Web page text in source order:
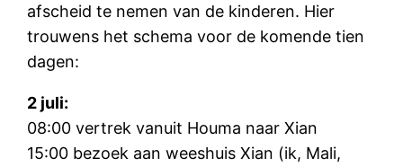
afscheid te nemen van de kinderen. Hier
trouwens het schema voor de komende tien
dagen:
2 juli:
08:00 vertrek vanuit Houma naar Xian
15:00 bezoek aan weeshuis Xian (ik, Mali,